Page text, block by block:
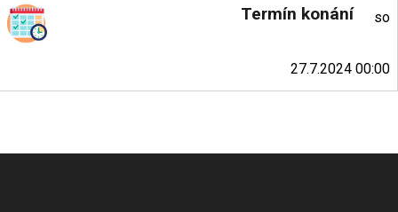
Termín konání so
27.7.2024 00:00